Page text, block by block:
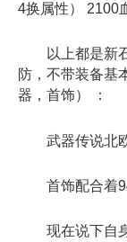
4换属性） 2100
以上都是新石
防，不带装备基
器，首饰） ：
武器传说北欧
首饰配合着94
现在说下自身